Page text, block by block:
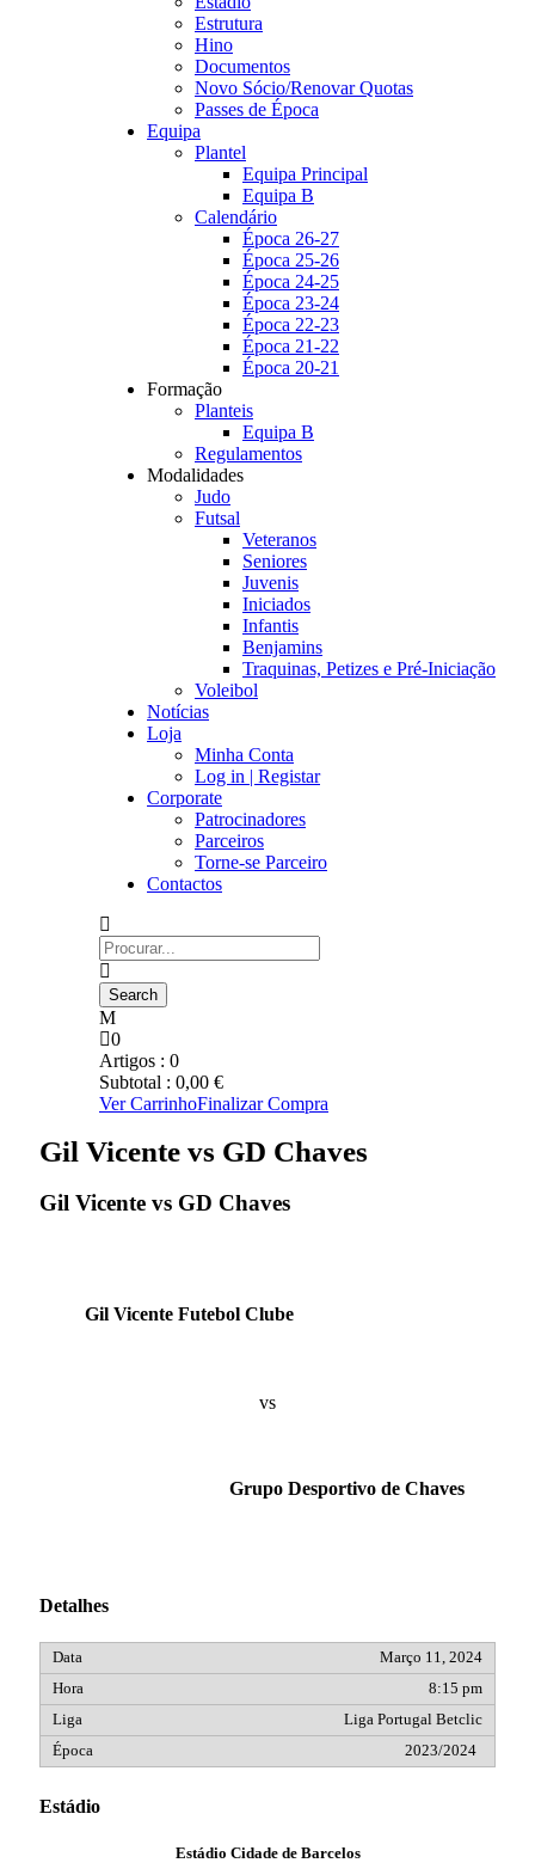
Estrutura
Hino
Documentos
Novo Sócio/Renovar Quotas
Passes de Época
Equipa
Plantel
Equipa Principal
Equipa B
Calendário
Época 26-27
Época 25-26
Época 24-25
Época 23-24
Época 22-23
Época 21-22
Época 20-21
Formação
Planteis
Equipa B
Regulamentos
Modalidades
Judo
Futsal
Veteranos
Seniores
Juvenis
Iniciados
Infantis
Benjamins
Traquinas, Petizes e Pré-Iniciação
Voleibol
Notícias
Loja
Minha Conta
Log in | Registar
Corporate
Patrocinadores
Parceiros
Torne-se Parceiro
Contactos
0
Artigos : 0
Subtotal : 0,00 €
Ver CarrinhoFinalizar Compra
Gil Vicente vs GD Chaves
Gil Vicente vs GD Chaves
Gil Vicente Futebol Clube
vs
Grupo Desportivo de Chaves
Detalhes
Março 11, 2024
8:15 pm
Liga Portugal Betclic
2023/2024
Estádio
Estádio Cidade de Barcelos